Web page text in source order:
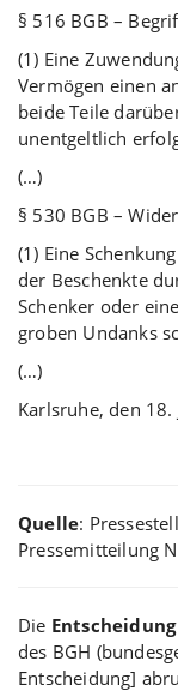
§ 516 BGB –
(1) Eine
Vermögen einen
beide Teile
unentgeltlich
(…)
§ 530 BGB –
(1) Eine
der Beschenkte
Schenker oder
groben Undanks
(…)
Karlsruhe, den 18.
Quelle:
Pressemitteilung
Die
des BGH
Entscheidung]